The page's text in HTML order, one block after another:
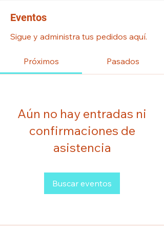
Eventos
Sigue y administra tus pedidos aquí.
Próximos Pasados
Aún no hay entradas ni
confirmaciones de
asistencia
Buscar eventos